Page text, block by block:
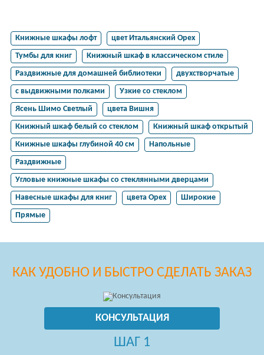
Книжные шкафы лофт
цвет Итальянский Орех
Тумбы для книг
Книжный шкаф в классическом стиле
Раздвижные для домашней библиотеки
двухстворчатые
с выдвижными полками
Узкие со стеклом
Ясень Шимо Светлый
цвета Вишня
Книжный шкаф белый со стеклом
Книжный шкаф открытый
Книжные шкафы глубиной 40 см
Напольные
Раздвижные
Угловые книжные шкафы со стеклянными дверцами
Навесные шкафы для книг
цвета Орех
Широкие
Прямые
КАК УДОБНО И БЫСТРО СДЕЛАТЬ ЗАКАЗ
КОНСУЛЬТАЦИЯ
ШАГ 1